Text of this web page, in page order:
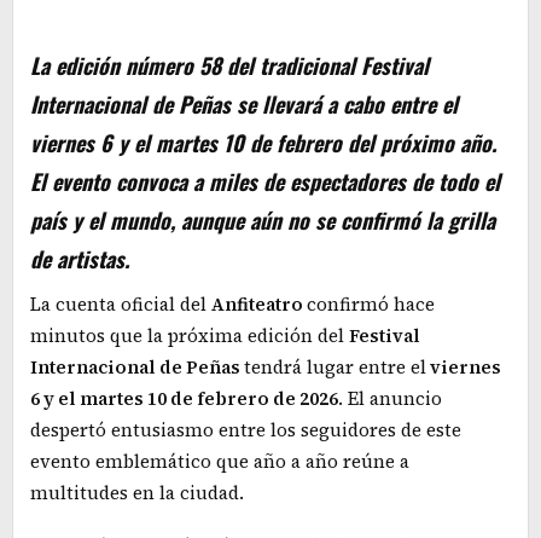
La edición número 58 del tradicional Festival
Internacional de Peñas se llevará a cabo entre el
viernes 6 y el martes 10 de febrero del próximo año.
El evento convoca a miles de espectadores de todo el
país y el mundo, aunque aún no se confirmó la grilla
de artistas.
La cuenta oficial delAnfiteatroconfirmó hace
minutos que la próxima edición delFestival
Internacional de Peñastendrá lugar entre elviernes
6 y el martes 10 de febrero de 2026. El anuncio
despertó entusiasmo entre los seguidores de este
evento emblemático que año a año reúne a
multitudes en la ciudad.